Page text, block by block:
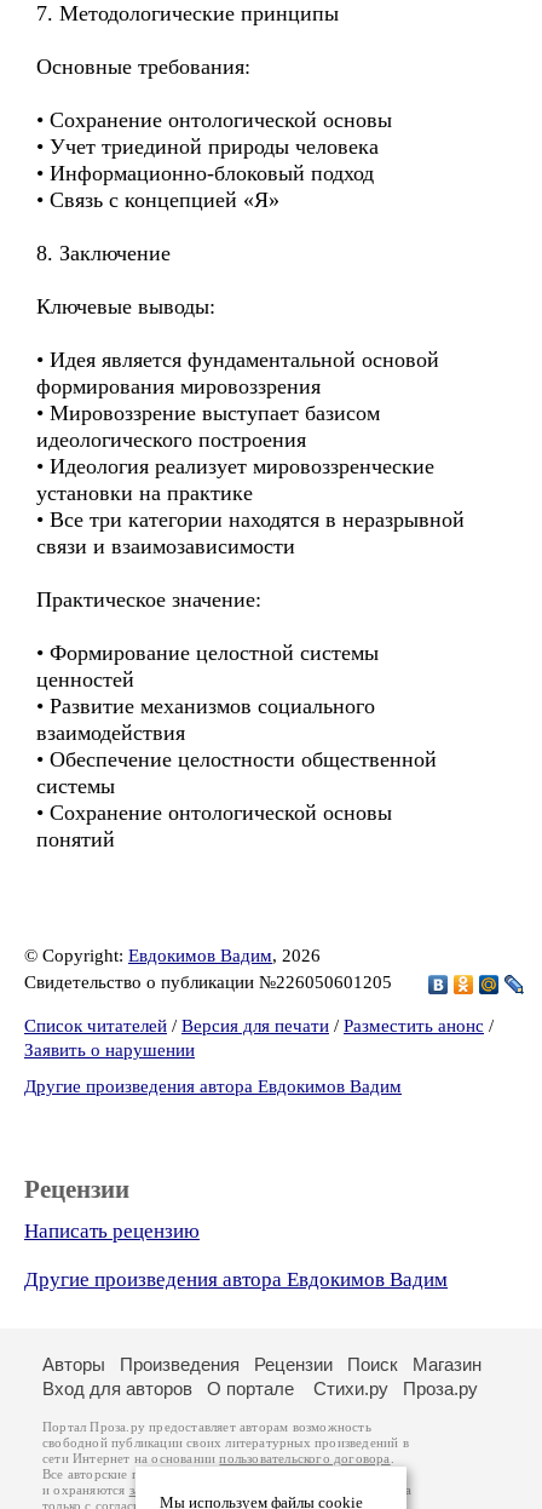
7. Методологические принципы
Основные требования:
• Сохранение онтологической основы
• Учет триединой природы человека
• Информационно-блоковый подход
• Связь с концепцией «Я»
8. Заключение
Ключевые выводы:
• Идея является фундаментальной основой
формирования мировоззрения
• Мировоззрение выступает базисом
идеологического построения
• Идеология реализует мировоззренческие
установки на практике
• Все три категории находятся в неразрывной
связи и взаимозависимости
Практическое значение:
• Формирование целостной системы
ценностей
• Развитие механизмов социального
взаимодействия
• Обеспечение целостности общественной
системы
• Сохранение онтологической основы
понятий
© Copyright: Евдокимов Вадим, 2026
Свидетельство о публикации №226050601205
Список читателей / Версия для печати / Разместить анонс /
Заявить о нарушении
Другие произведения автора Евдокимов Вадим
Рецензии
Написать рецензию
Другие произведения автора Евдокимов Вадим
Мы используем файлы cookie
Авторы Произведения Рецензии Поиск
Магазин
Вход для авторов
О портале Стихи.ру Проза.ру
Портал Проза.ру предоставляет авторам возможность
свободной публикации своих литературных произведений в
сети Интернет на основаниипользовательского договора
Все авторские права на произведения принадлежат авторам
и охраняются законом
. Перепечатка произведений возможна
только с согласия его автора, к которому вы можете